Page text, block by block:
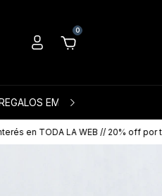
0
EMPRESARIALES
// 20% off por transferencia🧉 ▪